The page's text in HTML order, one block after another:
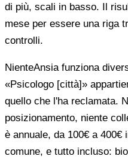
di più, scali in basso. Il
mese per essere una riga
controlli.
NienteAnsia funziona
«Psicologo [città]»
quello che l'ha reclamata.
posizionamento, niente
è annuale, da 100€ a 400€
comune, e tutto incluso: